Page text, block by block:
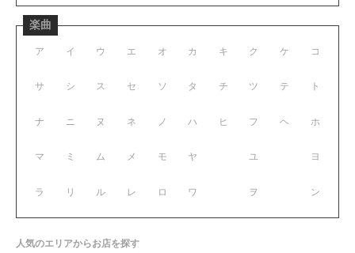
楽曲
ア イ ウ エ オ
サ シ ス セ ソ
ナ ニ ヌ ネ ノ
マ ミ ム メ モ
ラ リ ル レ ロ
カ キ ク ケ コ
タ チ ツ テ ト
ハ ヒ フ ヘ ホ
ヤ ユ ヨ
ワ ヲ ン
人気のエリアからお店を探す